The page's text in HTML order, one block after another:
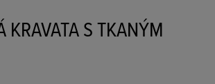
KRAVATA S TKANÝM